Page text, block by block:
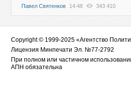
Павел Святенков 14:48 343 410
Copyright © 1999-2025 «Агентство
Лицензия Минпечати Эл. №77-2792
При полном или частичном
АПН обязательна